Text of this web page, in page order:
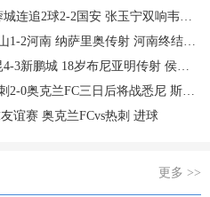
2-2国安 张玉宁双响韦世豪助攻索罗金绝平
纳萨里奥传射 河南终结17年客场不胜泰山
18岁布尼亚明传射 侯永永乌龙 卡约绝杀
FC三日后将战悉尼 斯卡利特里沙利松破门
谊赛 奥克兰FCvs热刺 进球
更多 >>